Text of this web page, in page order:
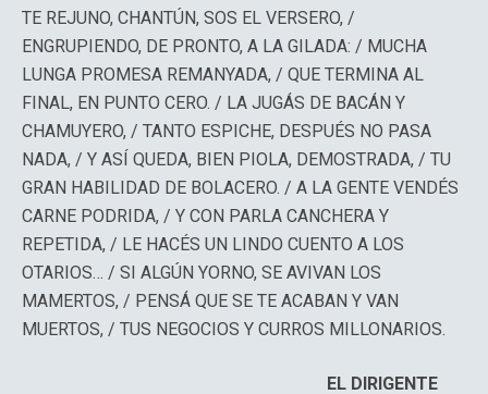
TE REJUNO, CHANTÚN, SOS EL VERSERO, /
ENGRUPIENDO, DE PRONTO, A LA GILADA: / MUCHA
LUNGA PROMESA REMANYADA, / QUE TERMINA AL
FINAL, EN PUNTO CERO. / LA JUGÁS DE BACÁN Y
CHAMUYERO, / TANTO ESPICHE, DESPUÉS NO PASA
NADA, / Y ASÍ QUEDA, BIEN PIOLA, DEMOSTRADA, / TU
GRAN HABILIDAD DE BOLACERO. / A LA GENTE VENDÉS
CARNE PODRIDA, / Y CON PARLA CANCHERA Y
REPETIDA, / LE HACÉS UN LINDO CUENTO A LOS
OTARIOS… / SI ALGÚN YORNO, SE AVIVAN LOS
MAMERTOS, / PENSÁ QUE SE TE ACABAN Y VAN
MUERTOS, / TUS NEGOCIOS Y CURROS MILLONARIOS.
EL DIRIGENTE